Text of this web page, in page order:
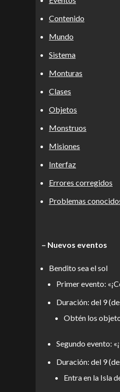
Contenido
Mundo
Sistema
Monturas
Clases
Objetos
Monstruos
Misiones
Interfaz
Errores corregidos
Problemas
– Nuevos eventos
Bendito sea el sol
Primer evento:
Duración: del 9
Obtén los
Segundo evento:
Duración: del 9
Entra en la Isla